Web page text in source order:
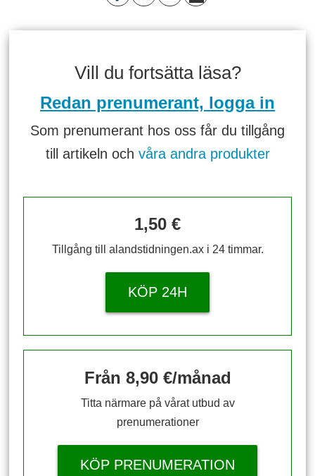
Vill du fortsätta läsa?
Redan prenumerant, logga in
Som prenumerant hos oss får du tillgång
till artikeln och våra andra produkter
1,50 €
Tillgång till alandstidningen.ax i 24 timmar.
KÖP 24H
Från 8,90 €/månad
Titta närmare på vårat utbud av
prenumerationer
KÖP PRENUMERATION